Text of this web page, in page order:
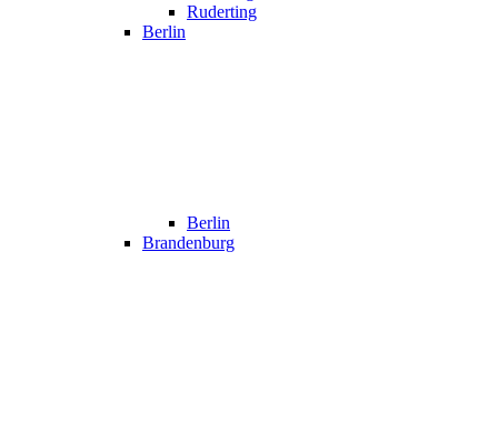
Ruderting
Berlin
Berlin
Brandenburg